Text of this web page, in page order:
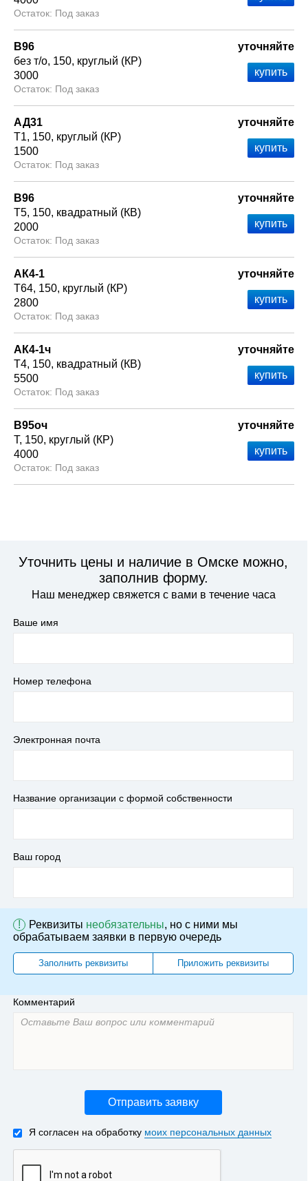
Под заказ
В96
без т/о 150 круглый (КР)
3000
Под заказ
уточняйте
АД31
Т1 150 круглый (КР)
1500
Под заказ
уточняйте
В96
Т5 150 квадратный (КВ)
2000
Под заказ
уточняйте
АК4-1
Т64 150 круглый (КР)
2800
Под заказ
уточняйте
АК4-1ч
Т4 150 квадратный (КВ)
5500
Под заказ
уточняйте
В95оч
Т 150 круглый (КР)
4000
Под заказ
уточняйте
Уточнить цены и наличие в Омске можно,
заполнив форму.
Наш менеджер свяжется с вами в течение часа
Ваше имя
Номер телефона
Электронная почта
Название организации с формой собственности
Ваш город
! Реквизиты необязательны, но с ними мы
обрабатываем заявки в первую очередь
Заполнить реквизиты Приложить реквизиты
Комментарий
Отправить заявку
Я согласен на обработку моих персональных данных